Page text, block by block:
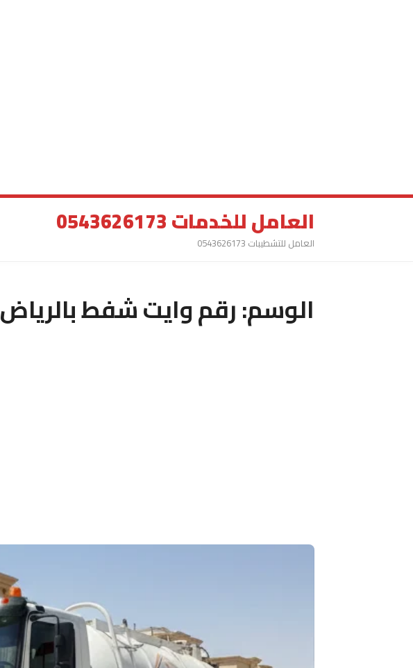
العامل للخدمات 0543626173
العامل للتشطيبات 0543626173
الوسم:رقم وايت شفط بالرياض